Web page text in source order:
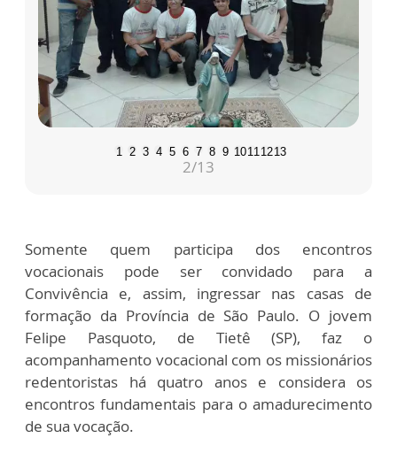
1 2 3 4 5 6 7 8 9 10111213
2/13
Somente quem participa dos encontros
vocacionais pode ser convidado para a
Convivência e, assim, ingressar nas casas de
formação da Província de São Paulo. O jovem
Felipe Pasquoto, de Tietê (SP), faz o
acompanhamento vocacional com os missionários
redentoristas há quatro anos e considera os
encontros fundamentais para o amadurecimento
de sua vocação.